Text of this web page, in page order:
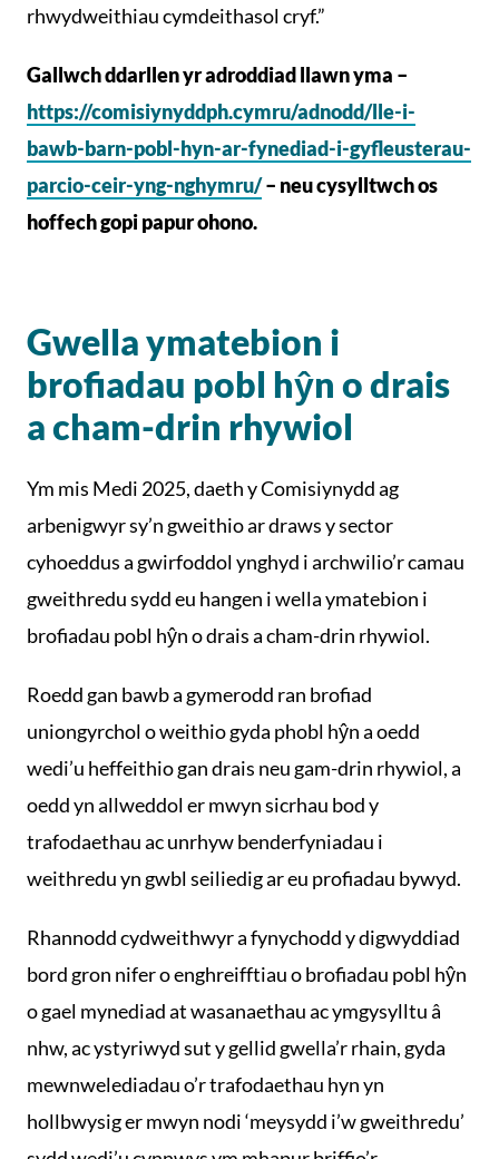
rhwydweithiau cymdeithasol cryf.”
Gallwch ddarllen yr adroddiad llawn yma –
https://comisiynyddph.cymru/adnodd/lle-i-
bawb-barn-pobl-hyn-ar-fynediad-i-gyfleusterau-
parcio-ceir-yng-nghymru/– neu cysylltwch os
hoffech gopi papur ohono.
Gwella ymatebion i
brofiadau pobl hŷn o drais
a cham-drin rhywiol
Ym mis Medi 2025, daeth y Comisiynydd ag
arbenigwyr sy’n gweithio ar draws y sector
cyhoeddus a gwirfoddol ynghyd i archwilio’r camau
gweithredu sydd eu hangen i wella ymatebion i
brofiadau pobl hŷn o drais a cham-drin rhywiol.
Roedd gan bawb a gymerodd ran brofiad
uniongyrchol o weithio gyda phobl hŷn a oedd
wedi’u heffeithio gan drais neu gam-drin rhywiol, a
oedd yn allweddol er mwyn sicrhau bod y
trafodaethau ac unrhyw benderfyniadau i
weithredu yn gwbl seiliedig ar eu profiadau bywyd.
Rhannodd cydweithwyr a fynychodd y digwyddiad
bord gron nifer o enghreifftiau o brofiadau pobl hŷn
o gael mynediad at wasanaethau ac ymgysylltu â
nhw, ac ystyriwyd sut y gellid gwella’r rhain, gyda
mewnwelediadau o’r trafodaethau hyn yn
hollbwysig er mwyn nodi ‘meysydd i’w gweithredu’